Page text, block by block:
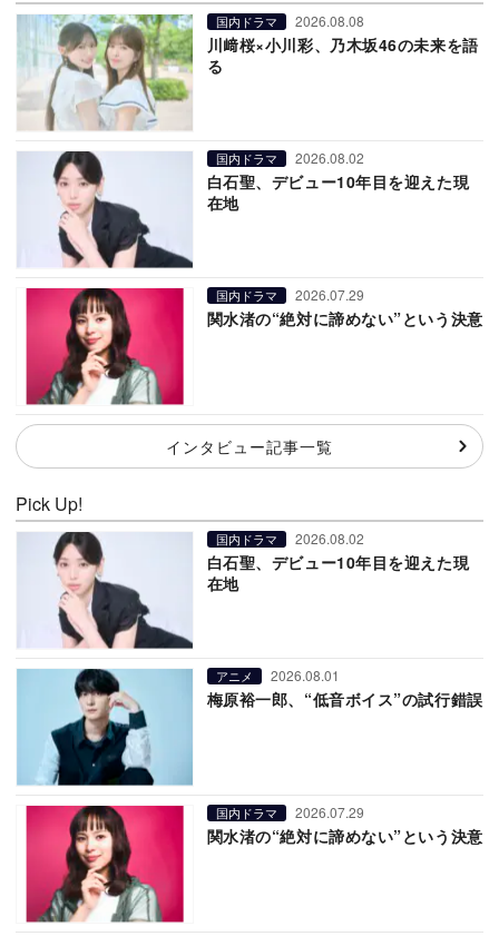
国内ドラマ 2026.08.08
川﨑桜×小川彩、乃木坂46の未来を語
る
国内ドラマ 2026.08.02
白石聖、デビュー10年目を迎えた現
在地
国内ドラマ 2026.07.29
関水渚の“絶対に諦めない”という決意
インタビュー記事一覧
Pick Up!
国内ドラマ 2026.08.02
白石聖、デビュー10年目を迎えた現
在地
アニメ 2026.08.01
梅原裕一郎、“低音ボイス”の試行錯誤
国内ドラマ 2026.07.29
関水渚の“絶対に諦めない”という決意